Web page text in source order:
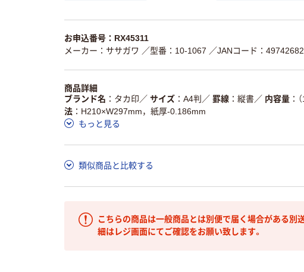
お申込番号：RX45311
メーカー：ササガワ ／型番：10-1067 ／JANコード：
商品詳細
ブランド名
タカ印 ／ サイズ A4判 ／ 罫線 縦書／ 内容量
法
H210×W297mm，紙厚-0.186mm
もっと見る
類似商品と比較する
こちらの商品は一般商品とは別便で届く場合がある別
細はレジ画面にてご確認をお願い致します。